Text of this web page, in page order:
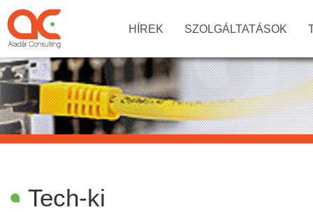
HÍREK SZOLGÁLTATÁSOK
Tech-ki